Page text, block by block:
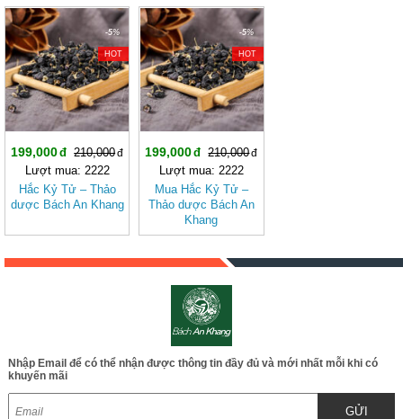
Không Pha giúp
thanh nhiệt, giải độc,
bổ khí, dưỡng huyết
cho sức khỏe chính
hãng
-5%
HOT
199,000
210,000
Lượt mua: 2222
Hắc Kỷ Tử – Thảo
dược Bách An Khang
-5%
HOT
199,000
210,000
Lượt mua: 2222
Mua Hắc Kỷ Tử –
Thảo dược Bách An
Khang
Nhập Email để có thể nhận được thông tin đầy đủ và mới nhất mỗi khi có
khuyến mãi
GỬI